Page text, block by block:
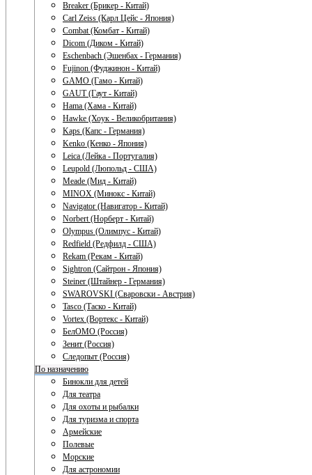
Breaker (Брикер - Китай)
Carl Zeiss (Карл Цейс - Япония)
Combat (Комбат - Китай)
Dicom (Диком - Китай)
Eschenbach (Эшенбах - Германия)
Fujinon (Фуджинон - Китай)
GAMO (Гамо - Китай)
GAUT (Гаут - Китай)
Hama (Хама - Китай)
Hawke (Хоук - Великобритания)
Kaps (Капс - Германия)
Kenko (Кенко - Япония)
Leica (Лейка - Португалия)
Leupold (Люпольд - США)
Meade (Мид - Китай)
MINOX (Минокс - Китай)
Navigator (Навигатор - Китай)
Norbert (Норберт - Китай)
Olympus (Олимпус - Китай)
Redfield (Редфилд - США)
Rekam (Рекам - Китай)
Sightron (Сайтрон - Япония)
Steiner (Штайнер - Германия)
SWAROVSKI (Сваровски - Австрия)
Tasco (Таско - Китай)
Vortex (Вортекс - Китай)
БелОМО (Россия)
Зенит (Россия)
Следопыт (Россия)
По назначению
Бинокли для детей
Для театра
Для охоты и рыбалки
Для туризма и спорта
Армейские
Полевые
Морские
Для астрономии